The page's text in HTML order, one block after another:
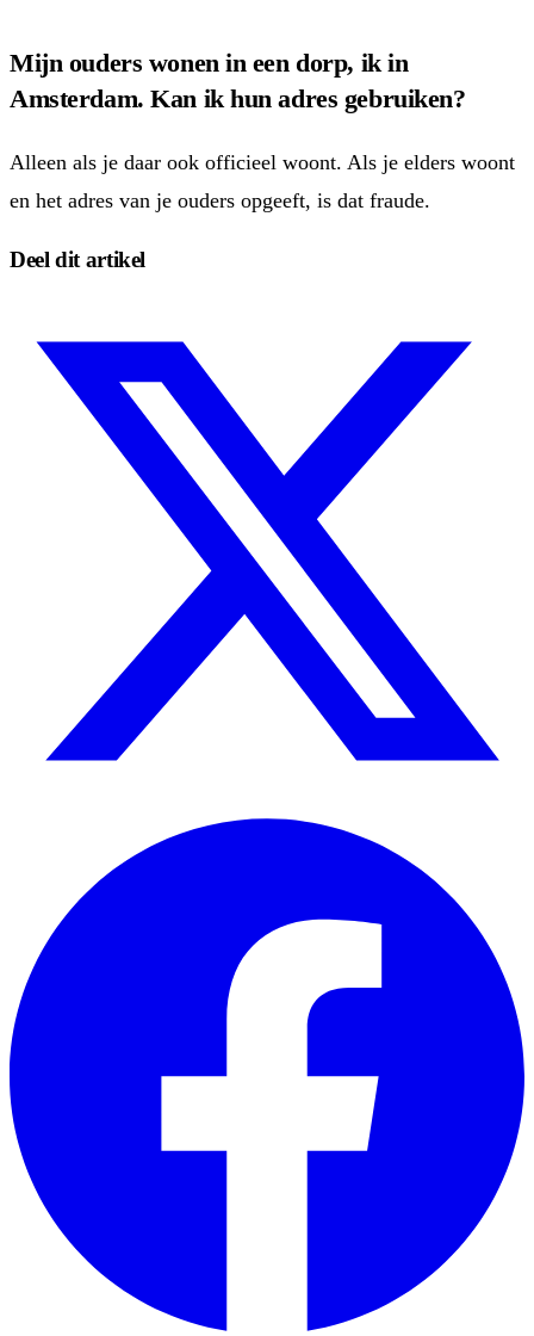
Mijn ouders wonen in een dorp, ik in
Amsterdam. Kan ik hun adres gebruiken?
Alleen als je daar ook officieel woont. Als je elders woont
en het adres van je ouders opgeeft, is dat fraude.
Deel dit artikel